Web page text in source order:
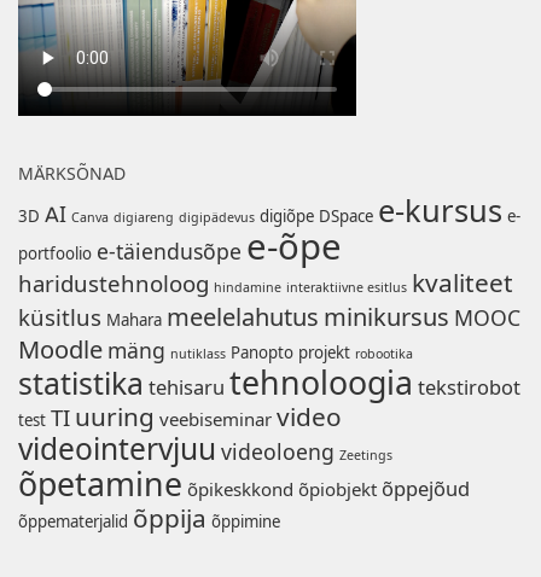
MÄRKSÕNAD
3D AI Canva digiareng digipädevus digiõpe DSpace e-kursus e-
portfoolio e-täiendusõpe e-õpe
haridustehnoloog hindamine interaktiivne esitlus kvaliteet
küsitlus Mahara meelelahutus minikursus MOOC
Moodle mäng nutiklass Panopto projekt robootika
statistika tehisaru tehnoloogia tekstirobot
test TI uuring veebiseminar video
videointervjuu videoloeng Zeetings
õpetamine õpikeskkond õpiobjekt õppejõud
õppematerjalid õppija õppimine